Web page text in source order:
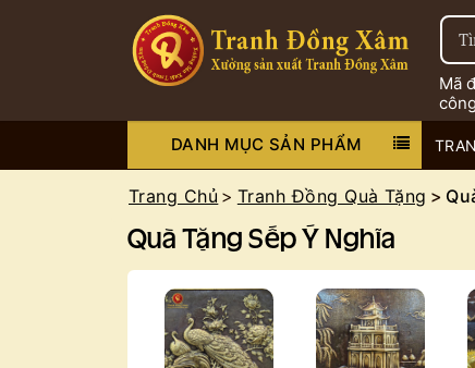
Mã
công
DANH MỤC SẢN PHẨM
Trang Chủ Tranh Đồng Quà Tặng
Quà Tặng Sếp Ý Nghĩa